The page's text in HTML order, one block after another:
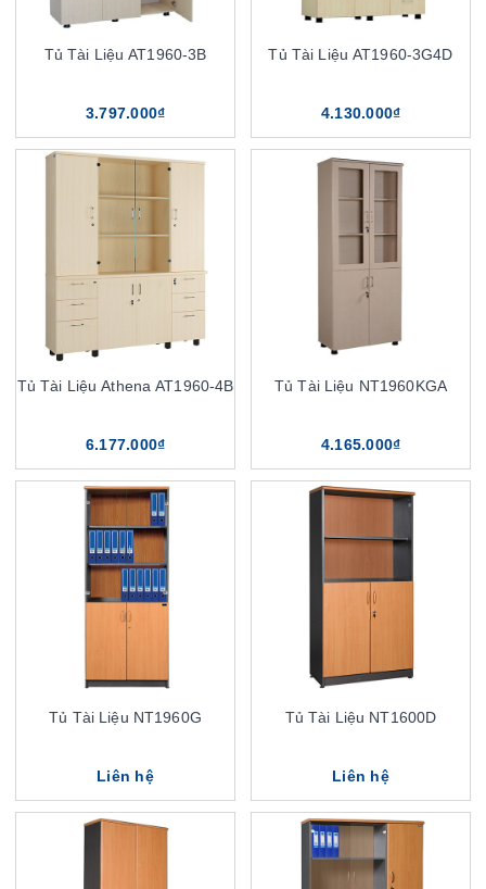
Tủ Tài Liệu AT1960-3B
3.797.000₫
Tủ Tài Liệu AT1960-3G4D
4.130.000₫
Tủ Tài Liệu Athena AT1960-4B
6.177.000₫
Tủ Tài Liệu NT1960KGA
4.165.000₫
Tủ Tài Liệu NT1960G
Liên hệ
Tủ Tài Liệu NT1600D
Liên hệ